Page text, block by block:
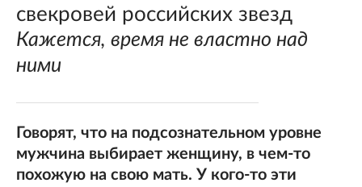
свекровей российских звезд
Кажется, время не властно над
ними
Говорят, что на подсознательном уровне
мужчина выбирает женщину, в чем-то
похожую на свою мать. У кого-то эти